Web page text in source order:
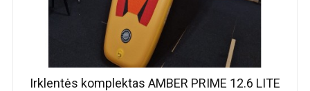
Irklentės komplektas AMBER PRIME 12.6 LITE